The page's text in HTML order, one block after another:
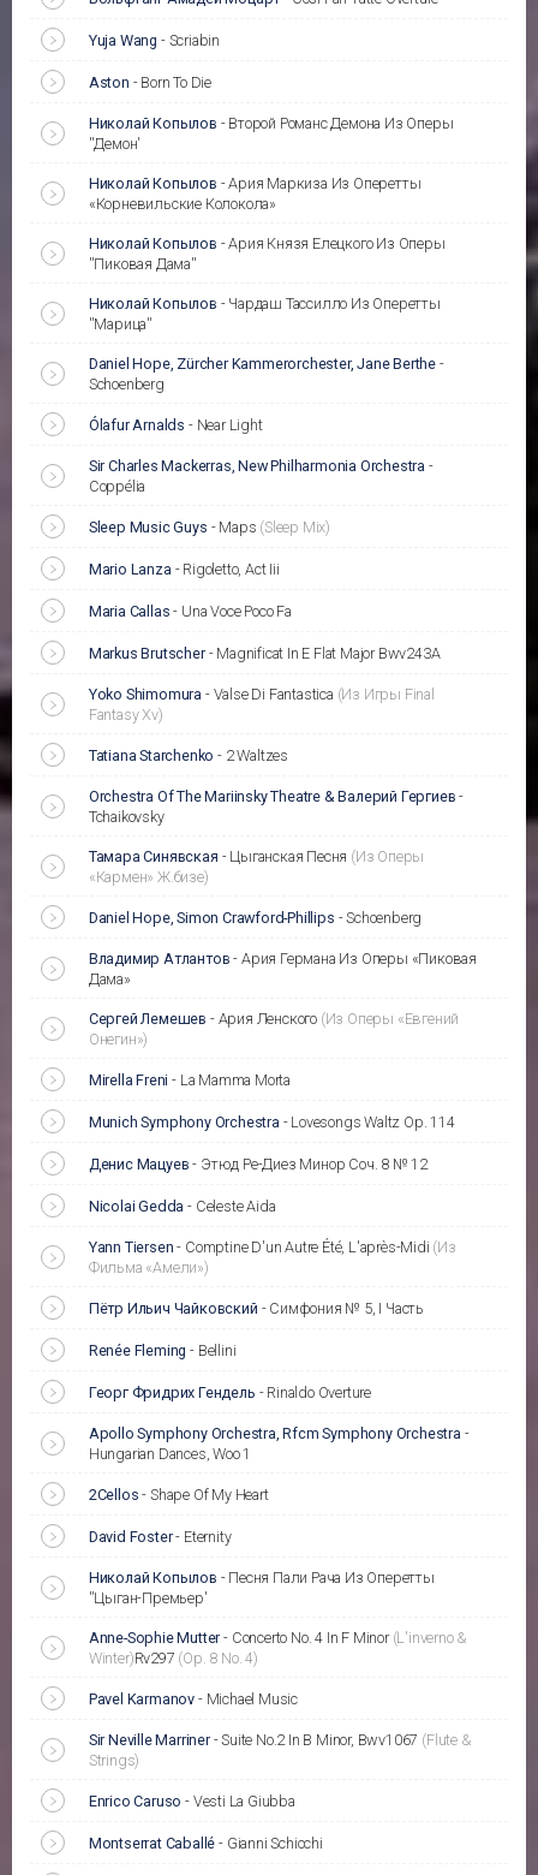
Yuja Wang - Scriabin
Aston - Born To Die
Николай Копылов - Второй Романс Демона Из Оперы
''Демон'
Николай Копылов -Ария Маркиза Из Оперетты
«Корневильские Колокола»
Николай Копылов -Ария Князя Елецкого Из Оперы
''Пиковая Дама''
Николай Копылов - Чардаш Тассилло Из Оперетты
''Марица''
Daniel Hope, Zürcher Kammerorchester, Jane Berthe -
Schoenberg
Ólafur Arnalds - Near Light
Sir Charles Mackerras, New Philharmonia Orchestra -
Coppélia
Sleep Music Guys - Maps (Sleep Mix)
Mario Lanza - Rigoletto, Act Iii
Maria Callas - Una Voce Poco Fa
Markus Brutscher- Magnificat In E Flat Major Bwv243A
Yoko Shimomura - Valse Di Fantastica (Из Игры Final
Fantasy Xv)
Tatiana Starchenko - 2 Waltzes
Orchestra Of The Mariinsky Theatre & Валерий Гергиев -
Tchaikovsky
Тамара Синявская - Цыганская Песня (Из Оперы
«Кармен» Ж.бизе)
Daniel Hope, Simon Crawford-Phillips -Schoenberg
Владимир Атлантов - Ария Германа Из Оперы «Пиковая
Дама»
Сергей Лемешев - Ария Ленского (Из Оперы «Евгений
Онегин»)
Mirella Freni - La Mamma Morta
Munich Symphony Orchestra - Lovesongs Waltz Op. 114
Денис Мацуев - Этюд Ре-Диез Минор Соч. 8 № 12
Nicolai Gedda - Celeste Aida
Yann Tiersen - Comptine D'un Autre Été, L'après-Midi (Из
Фильма «Амели»)
Пётр Ильич Чайковский - Симфония № 5, I Часть
Renée Fleming - Bellini
Георг Фридрих Гендель - Rinaldo Overture
Apollo Symphony Orchestra, Rfcm Symphony Orchestra -
Hungarian Dances, Woo 1
2Cellos - Shape Of My Heart
David Foster- Eternity
Николай Копылов - Песня Пали Рача Из Оперетты
''Цыган-Премьер'
Anne-Sophie Mutter - Concerto No. 4 In F Minor (L'inverno &
Winter)Rv297 (Op. 8 No. 4)
Pavel Karmanov - Michael Music
Sir Neville Marriner-Suite No.2 In B Minor, Bwv1067 (Flute &
Strings)
Enrico Caruso - Vesti La Giubba
Montserrat Caballé - Gianni Schicchi